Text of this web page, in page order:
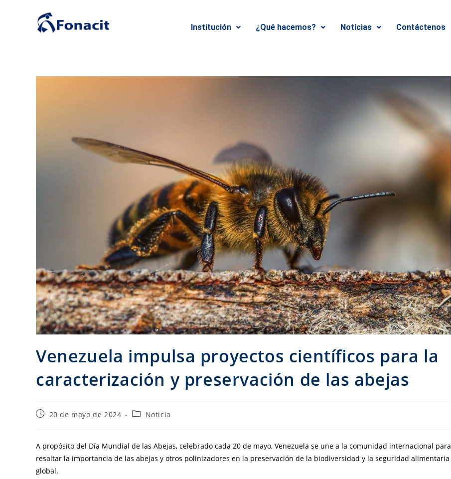
Institución ¿Qué hacemos? Noticias Contáctenos
Venezuela impulsa proyectos científicos para la
caracterización y preservación de las abejas
20 de mayo de 2024 Noticia
A propósito del Día Mundial de las Abejas, celebrado cada 20 de mayo, Venezuela se une a la comunidad internacional para
resaltar la importancia de las abejas y otros polinizadores en la preservación de la biodiversidad y la seguridad alimentaria
global.